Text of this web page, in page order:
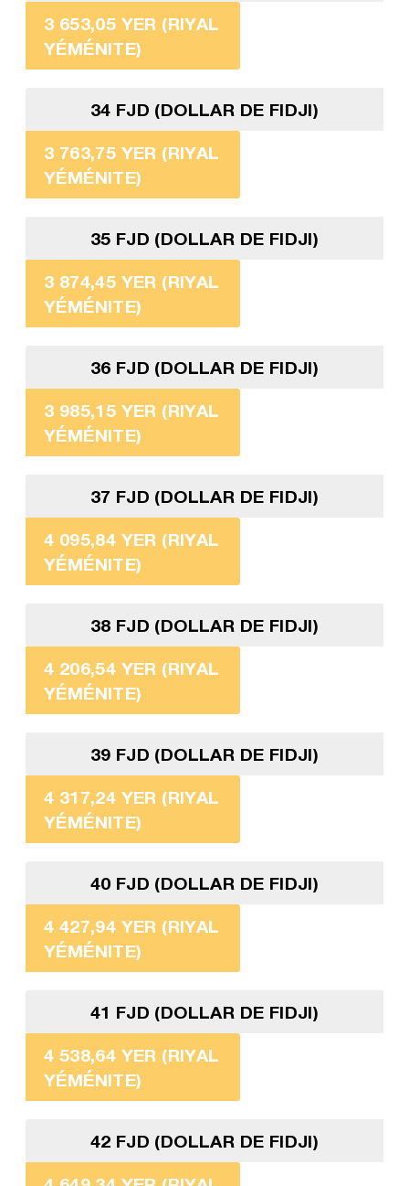
3 653,05 YER (RIYAL
YÉMÉNITE)
34 FJD (DOLLAR DE FIDJI)
3 763,75 YER (RIYAL
YÉMÉNITE)
35 FJD (DOLLAR DE FIDJI)
3 874,45 YER (RIYAL
YÉMÉNITE)
36 FJD (DOLLAR DE FIDJI)
3 985,15 YER (RIYAL
YÉMÉNITE)
37 FJD (DOLLAR DE FIDJI)
4 095,84 YER (RIYAL
YÉMÉNITE)
38 FJD (DOLLAR DE FIDJI)
4 206,54 YER (RIYAL
YÉMÉNITE)
39 FJD (DOLLAR DE FIDJI)
4 317,24 YER (RIYAL
YÉMÉNITE)
40 FJD (DOLLAR DE FIDJI)
4 427,94 YER (RIYAL
YÉMÉNITE)
41 FJD (DOLLAR DE FIDJI)
4 538,64 YER (RIYAL
YÉMÉNITE)
42 FJD (DOLLAR DE FIDJI)